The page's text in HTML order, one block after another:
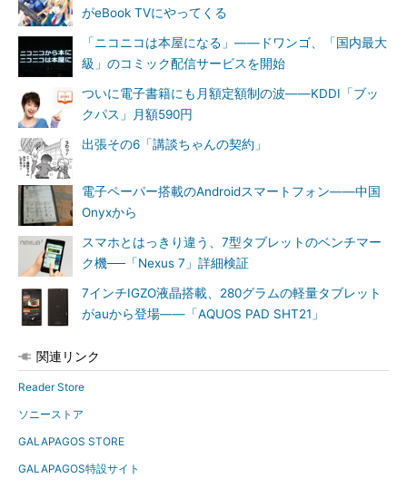
がeBook TVにやってくる
「ニコニコは本屋になる」――ドワンゴ、「国内最大
級」のコミック配信サービスを開始
ついに電子書籍にも月額定額制の波――KDDI「ブッ
クパス」月額590円
出張その6「講談ちゃんの契約」
電子ペーパー搭載のAndroidスマートフォン――中国
Onyxから
スマホとはっきり違う、7型タブレットのベンチマー
ク機──「Nexus 7」詳細検証
7インチIGZO液晶搭載、280グラムの軽量タブレット
がauから登場――「AQUOS PAD SHT21」
関連リンク
Reader Store
ソニーストア
GALAPAGOS STORE
GALAPAGOS特設サイト